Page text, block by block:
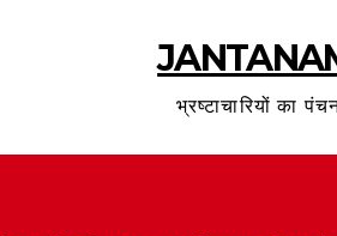
भ्रष्टाचारियों का